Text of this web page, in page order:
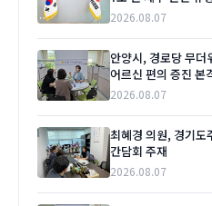
2026.08.07
안양시, 경로당 무
어르신 편의 증진 본
2026.08.07
최혜경 의원, 경기도
간담회 주재
2026.08.07